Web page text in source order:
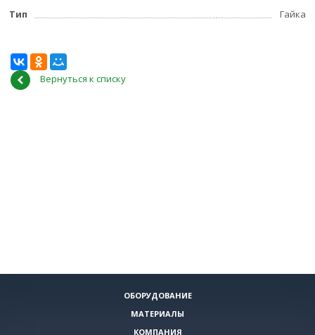
Тип
Гайка
Вернуться к списку
ОБОРУДОВАНИЕ
МАТЕРИАЛЫ
КОМПАНИЯ